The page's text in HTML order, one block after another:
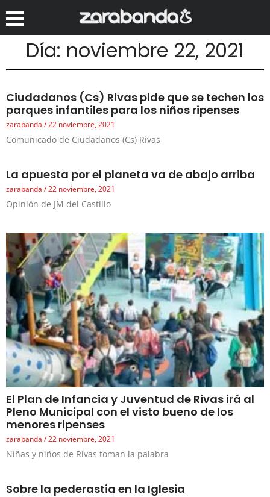
Día: noviembre 22, 2021
Ciudadanos (Cs) Rivas pide que se techen los
parques infantiles para los niños ripenses
zarabanda 22 noviembre, 2021
Comunicado de Ciudadanos (Cs) Rivas
La apuesta por el planeta va de abajo arriba
zarabanda 22 noviembre, 2021
Opinión de JM del Castillo
El Plan de Infancia y Juventud de Rivas irá al
Pleno Municipal con el visto bueno de los
menores ripenses
zarabanda 22 noviembre, 2021
Niñas y niños de Rivas toman la palabra
Sobre la pederastia en la Iglesia